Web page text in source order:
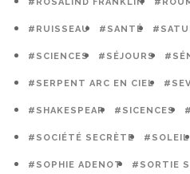
#RUISSEAU #SANTÉ
#SCIENCES #SÉJOURS
#SERPENT ARC EN CIEL
#SHAKESPEAR #SICENCES
#SOCIÉTÉ SECRÈTE #SOLEIL
#SOPHIE ADENOT #SORTIE